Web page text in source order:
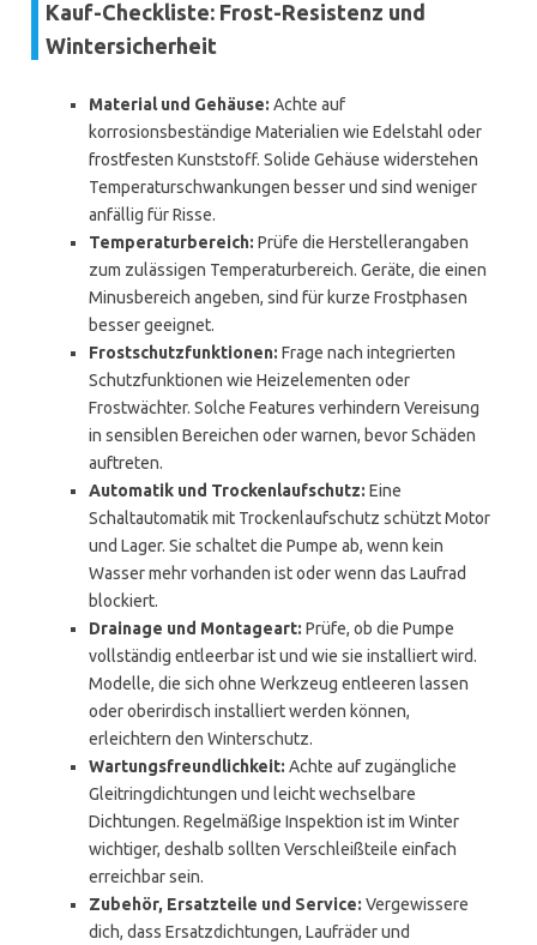
Kauf-Checkliste: Frost-Resistenz und
Wintersicherheit
Material und Gehäuse: Achte auf
korrosionsbeständige Materialien wie Edelstahl oder
frostfesten Kunststoff. Solide Gehäuse widerstehen
Temperaturschwankungen besser und sind weniger
anfällig für Risse.
Temperaturbereich: Prüfe die Herstellerangaben
zum zulässigen Temperaturbereich. Geräte, die einen
Minusbereich angeben, sind für kurze Frostphasen
besser geeignet.
Frostschutzfunktionen: Frage nach integrierten
Schutzfunktionen wie Heizelementen oder
Frostwächter. Solche Features verhindern Vereisung
in sensiblen Bereichen oder warnen, bevor Schäden
auftreten.
Automatik und Trockenlaufschutz: Eine
Schaltautomatik mit Trockenlaufschutz schützt Motor
und Lager. Sie schaltet die Pumpe ab, wenn kein
Wasser mehr vorhanden ist oder wenn das Laufrad
blockiert.
Drainage und Montageart: Prüfe, ob die Pumpe
vollständig entleerbar ist und wie sie installiert wird.
Modelle, die sich ohne Werkzeug entleeren lassen
oder oberirdisch installiert werden können,
erleichtern den Winterschutz.
Wartungsfreundlichkeit: Achte auf zugängliche
Gleitringdichtungen und leicht wechselbare
Dichtungen. Regelmäßige Inspektion ist im Winter
wichtiger, deshalb sollten Verschleißteile einfach
erreichbar sein.
Zubehör, Ersatzteile und Service: Vergewissere
dich, dass Ersatzdichtungen, Laufräder und